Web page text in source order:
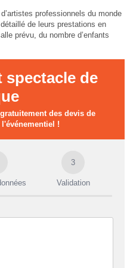
professionnels du monde
de leurs prestations en
prévu, du nombre d’enfants
spectacle de
des devis de
!
3
Validation